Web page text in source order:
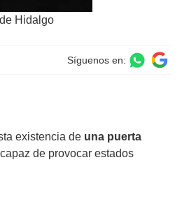
Hidalgo
Síguenos en:
existencia de una puerta
de provocar estados